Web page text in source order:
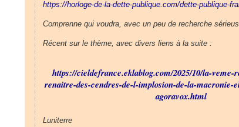
https://horloge-de-la-dette-publique.com/dette-publique-
Comprenne qui voudra, avec un peu de recherche
Récent sur le thème, avec divers liens à la suite :
https://cieldefrance.eklablog.com/2025/10/la-veme-
renaitre-des-cendres-de-l-implosion-de-la-macronie-
agoravox.html
Luniterre